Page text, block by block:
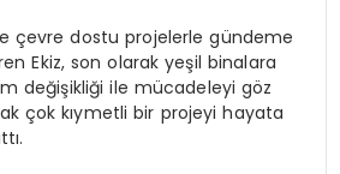
çevre dostu projelerle gündeme
Ekiz, son olarak yeşil binalara
değişikliği ile mücadeleyi göz
çok kıymetli bir projeyi hayata